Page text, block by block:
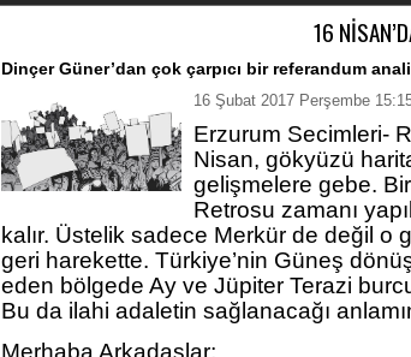
16
Dinçer Güner’dan çok çarpıcı bir referandum
16 Şubat 2017 Perşembe
Erzurum Secimleri-
Nisan, gökyüzü
gelişmelere gebe.
Retrosu zamanı
kalır. Üstelik sadece Merkür de değil o
geri harekette. Türkiye’nin Güneş
eden bölgede Ay ve Jüpiter Terazi
Bu da ilahi adaletin sağlanacağı
Merhaba Arkadaşlar;